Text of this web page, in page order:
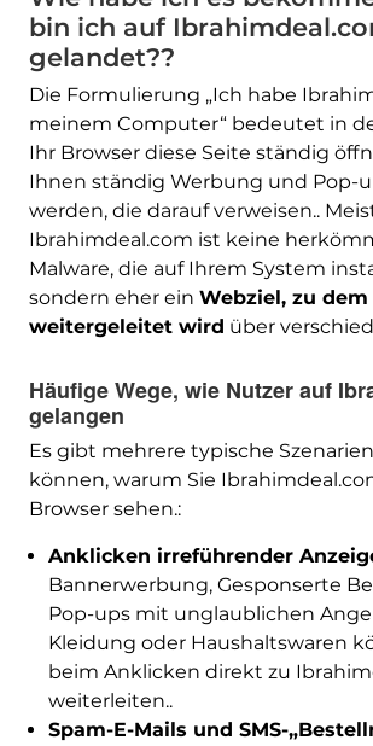
bin ich auf
gelandet??
Die Formulierung „Ich habe
meinem Computer“ bedeutet in
Ihr Browser diese Seite ständig
Ihnen ständig Werbung und Pop-
werden, die darauf verweisen..
Ibrahimdeal.com ist keine
Malware, die auf Ihrem System
sondern eher ein Webziel, zu
weitergeleitet wird über
Häufige Wege, wie Nutzer auf
gelangen
Es gibt mehrere typische
können, warum Sie
Browser sehen.:
Anklicken irreführender
Bannerwerbung, Gesponserte
Pop-ups mit unglaublichen
Kleidung oder Haushaltswaren
beim Anklicken direkt zu
weiterleiten..
Spam-E-Mails und SMS-